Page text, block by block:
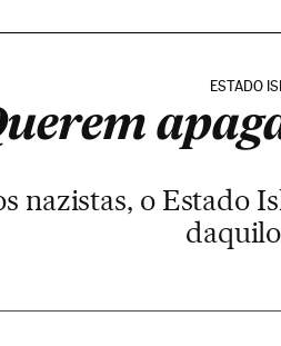
ESTADO
nazistas, o Estado